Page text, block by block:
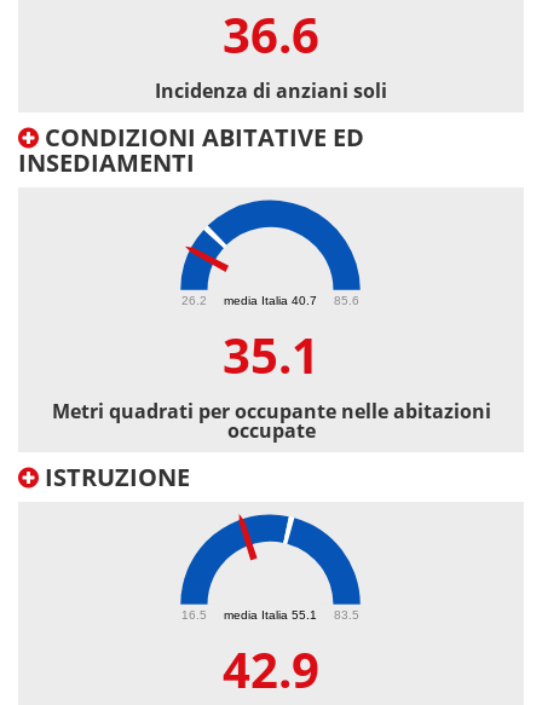
36.6
Incidenza di anziani soli
CONDIZIONI ABITATIVE ED
INSEDIAMENTI
media Italia 40.7
26.2 85.6
35.1
Metri quadrati per occupante nelle abitazioni
occupate
ISTRUZIONE
media Italia 55.1
16.5 83.5
42.9